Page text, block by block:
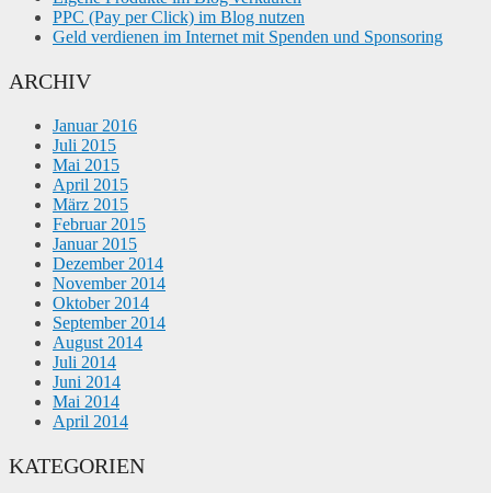
PPC (Pay per Click) im Blog nutzen
Geld verdienen im Internet mit Spenden und Sponsoring
ARCHIV
Januar 2016
Juli 2015
Mai 2015
April 2015
März 2015
Februar 2015
Januar 2015
Dezember 2014
November 2014
Oktober 2014
September 2014
August 2014
Juli 2014
Juni 2014
Mai 2014
April 2014
KATEGORIEN